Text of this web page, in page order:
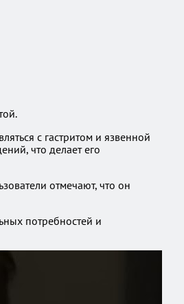
с гастритом и язвенной
что делает его
отмечают, что он
потребностей и